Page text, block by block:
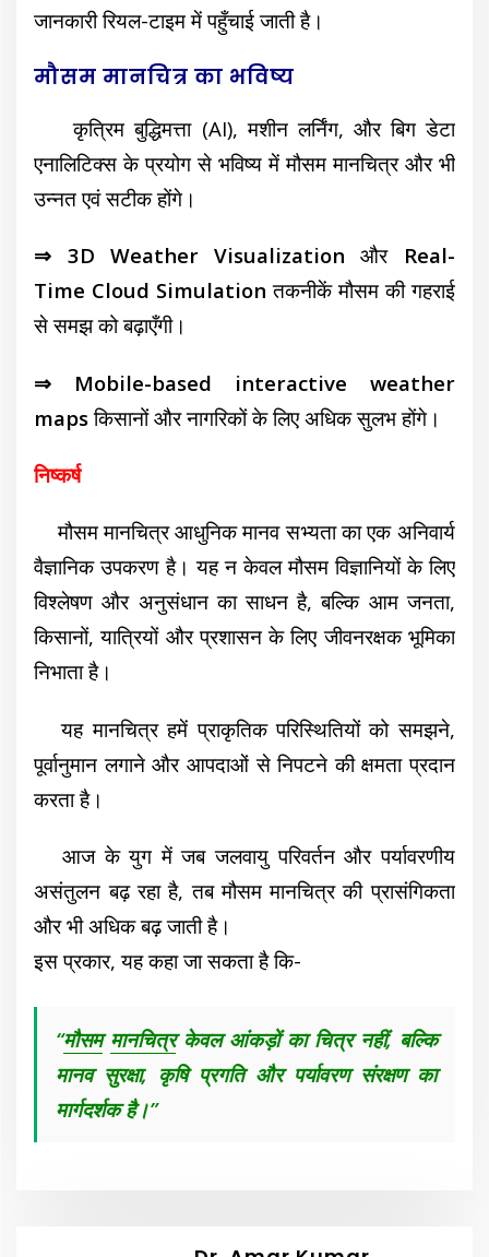
जानकारी रियल-टाइम में पहुँचाई जाती है।
मौसम मानचित्र का भविष्य
कृत्रिम बुद्धिमत्ता (AI), मशीन लर्निंग, और बिग डेटा
एनालिटिक्स के प्रयोग से भविष्य में मौसम मानचित्र और भी
उन्नत एवं सटीक होंगे।
⇒ 3D Weather Visualization और Real-
Time Cloud Simulation तकनीकें मौसम की गहराई
से समझ को बढ़ाएँगी।
⇒ Mobile-based interactive weather
mapsकिसानों और नागरिकों के लिए अधिक सुलभ होंगे।
निष्कर्ष
मौसम मानचित्र आधुनिक मानव सभ्यता का एक अनिवार्य
वैज्ञानिक उपकरण है। यह न केवल मौसम विज्ञानियों के लिए
विश्लेषण और अनुसंधान का साधन है, बल्कि आम जनता,
किसानों, यात्रियों और प्रशासन के लिए जीवनरक्षक भूमिका
निभाता है।
यह मानचित्र हमें प्राकृतिक परिस्थितियों को समझने,
पूर्वानुमान लगाने और आपदाओं से निपटने की क्षमता प्रदान
करता है।
आज के युग में जब जलवायु परिवर्तन और पर्यावरणीय
असंतुलन बढ़ रहा है, तब मौसम मानचित्र की प्रासंगिकता
और भी अधिक बढ़ जाती है।
इस प्रकार, यह कहा जा सकता है कि-
“मौसम मानचित्रकेवल आंकड़ों का चित्र नहीं, बल्कि
मानव सुरक्षा, कृषि प्रगति और पर्यावरण संरक्षण का
मार्गदर्शक है।”